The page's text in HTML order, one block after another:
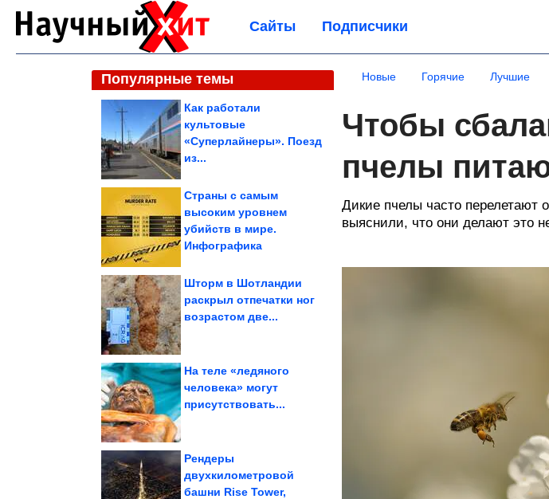
Сайты Подписчики
Популярные темы
Как работали
культовые
«Суперлайнеры». Поезд
из...
Страны с самым
высоким уровнем
убийств в мире.
Инфографика
Шторм в Шотландии
раскрыл отпечатки ног
возрастом две...
На теле «ледяного
человека» могут
присутствовать...
Рендеры
двухкилометровой
башни Rise Tower,
Новые Горячие Лучшие
Чтобы
пчелы
Дикие пчелы часто перелетают
выяснили, что они делают это